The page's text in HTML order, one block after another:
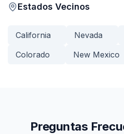
Estados Vecinos
California Nevada
Colorado
New Mexico
Preguntas